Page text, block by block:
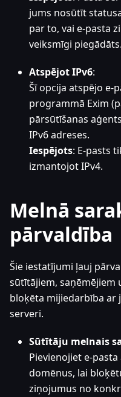
jums nosūtīt
par to, vai e-pasta
veiksmīgi piegādāts.
Atspējot IPv6:
Šī opcija atspējo e-
programmā Exim
pārsūtīšanas
IPv6 adreses.
Iespējots: E-pasts
izmantojot IPv4.
Melnā
pārvaldība
Šie iestatījumi ļauj
sūtītājiem, saņēmējiem
bloķēta mijiedarbība ar
serveri.
Sūtītāju melnais
Pievienojiet e-pasta
domēnus, lai
ziņojumus no